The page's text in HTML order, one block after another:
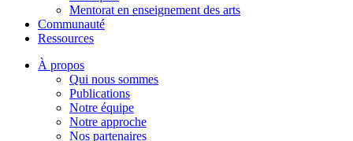
Mentorat en enseignement des arts
Communauté
Ressources
À propos
Qui nous sommes
Publications
Notre équipe
Notre approche
Nos partenaires